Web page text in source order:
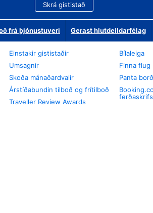
Skrá gististað
frá þjónustuveri Gerast hlutdeildarfélag
Einstakir gististaðir
Umsagnir
Skoða mánaðardvalir
Árstíðabundin tilboð og frítilboð
Traveller Review Awards
Bílaleiga
Finna flug
Panta